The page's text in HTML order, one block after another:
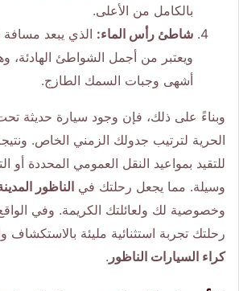
بالكامل من الأعلى.
شاطئ رأس الماء: الذي يبعد مسافة
ويعتبر من أجمل الشواطئ الهادئة،
أشهى وجبات السمك الطازج.
وبناءً على ذلك، فإن وجود سيارة حديثة
الحرية لترتيب جدولك الزمني الخاص.
للتقيد بمواعيد النقل العمومي المحددة
وسيلة. مما يجعل رحلتك في الناظور
وخصوصية لك ولعائلتك الكريمة. وفي
رحلتك تجربة استثنائية مليئة بالاستكشاف
كراء السيارات الناظور .